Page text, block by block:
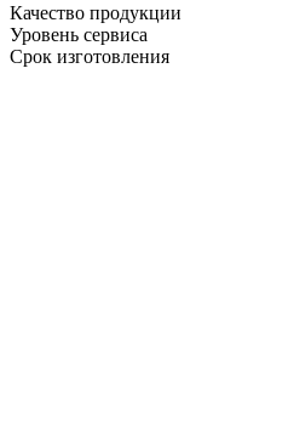
Качество продукции
Уровень сервиса
Срок изготовления